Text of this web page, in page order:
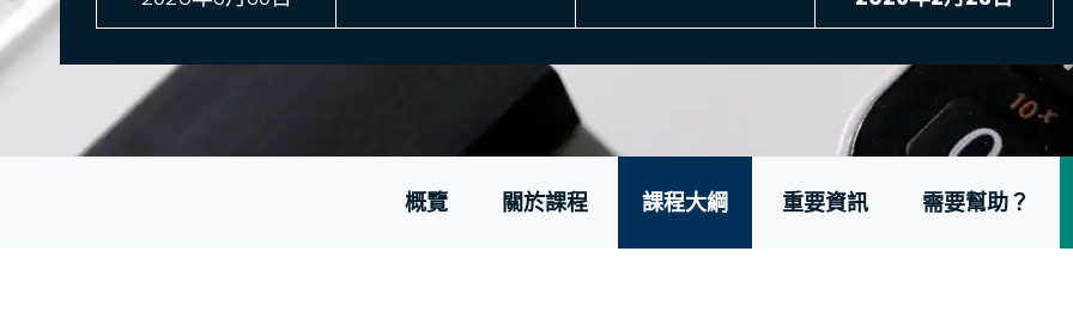
概覽 關於課程 課程大綱 重要資訊 需要幫助？